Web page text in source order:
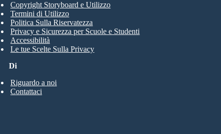
Di
Riguardo a noi
Contattaci
Copyright Storyboard e Utilizzo
Termini di Utilizzo
Politica Sulla Riservatezza
Privacy e Sicurezza per Scuole e Studenti
Accessibilità
Le tue Scelte Sulla Privacy